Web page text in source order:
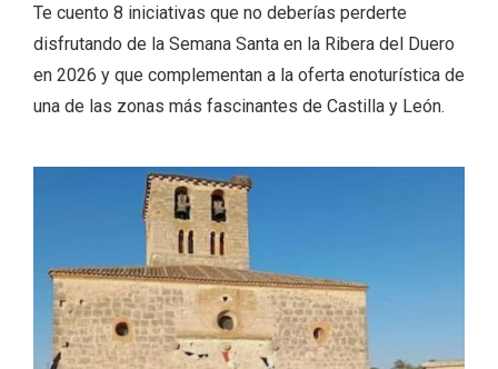
Te cuento 8 iniciativas que no deberías perderte
disfrutando de la Semana Santa en la Ribera del Duero
en 2026 y que complementan a la oferta enoturística de
una de las zonas más fascinantes de Castilla y León.
Feria del Vino de Toro 2026; descubre
“Otros Vinos de Toro”